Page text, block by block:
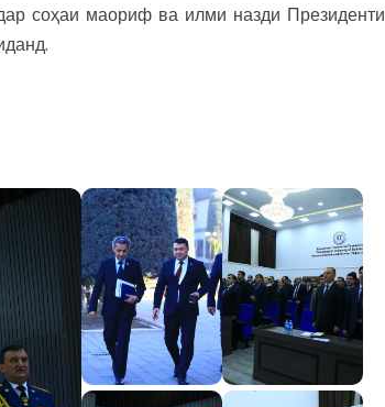
соҳаи маориф ва илми назди Президенти